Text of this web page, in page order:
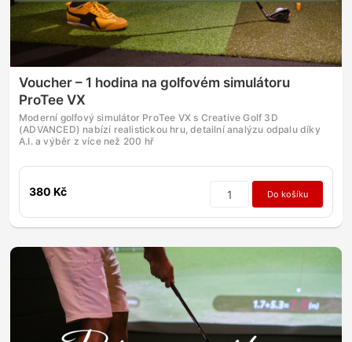
Voucher – 1 hodina na golfovém simulátoru
ProTee VX
Moderní golfový simulátor ProTee VX s Creative Golf 3D
(ADVANCED) nabízí realistickou hru, detailní analýzu odpalu díky
A.I. a výběr z více než 200 hř
380 Kč Do košíku